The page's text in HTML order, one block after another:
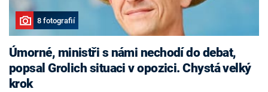
8 fotografií
Úmorné, ministři s námi nechodí do debat,
popsal Grolich situaci v opozici. Chystá velký
krok